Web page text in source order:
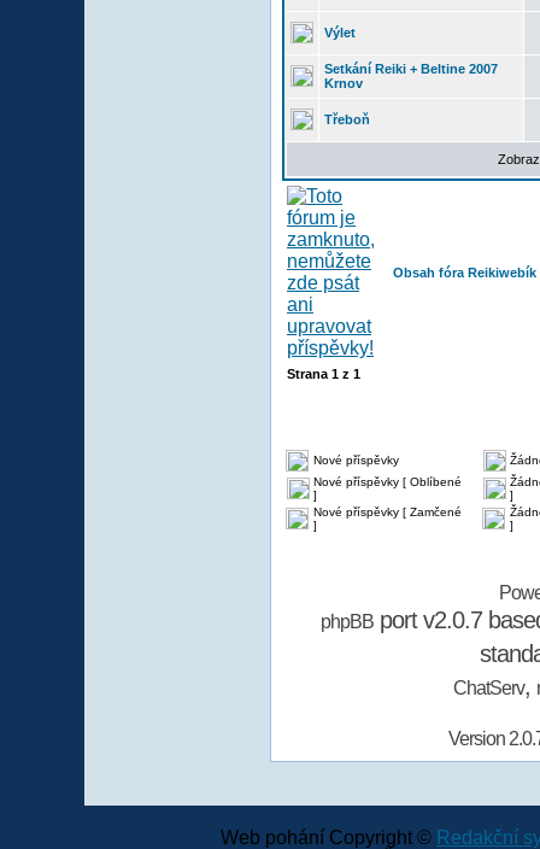
Výlet
Setkání Reiki + Beltine 2007
Krnov
Třeboň
Obsah fóra Reikiwebík
Strana 1 z 1
Nové příspěvky
Nové příspěvky [ Oblíbené
]
]
Nové příspěvky [ Zamčené
]
]
phpBBport v2.0.7
ChatServ,
Version
Web pohání Copyright © Redakční